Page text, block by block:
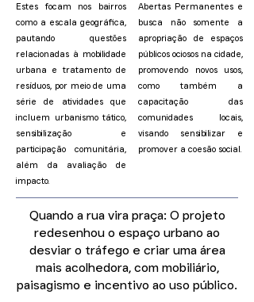
Estes focam nos bairros
como a escala geográfica,
pautando questões
relacionadas à mobilidade
urbana e tratamento de
resíduos, por meio de uma
série de atividades que
incluem urbanismo tático,
sensibilização e
participação comunitária,
além da avaliação de
impacto.
Abertas Permanentes e
busca não somente a
apropriação de espaços
públicos ociosos na cidade,
promovendo novos usos,
como também a
capacitação das
comunidades locais,
visando sensibilizar e
promover a coesão social.
Quando a rua vira praça: O projeto
redesenhou o espaço urbano ao
desviar o tráfego e criar uma área
mais acolhedora, com mobiliário,
paisagismo e incentivo ao uso público.